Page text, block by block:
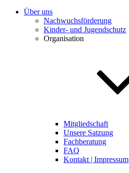
Über uns
Nachwuchsförderung
Kinder- und Jugendschutz
Organisation
Mitgliedschaft
Unsere Satzung
Fachberatung
FAQ
Kontakt | Impressum